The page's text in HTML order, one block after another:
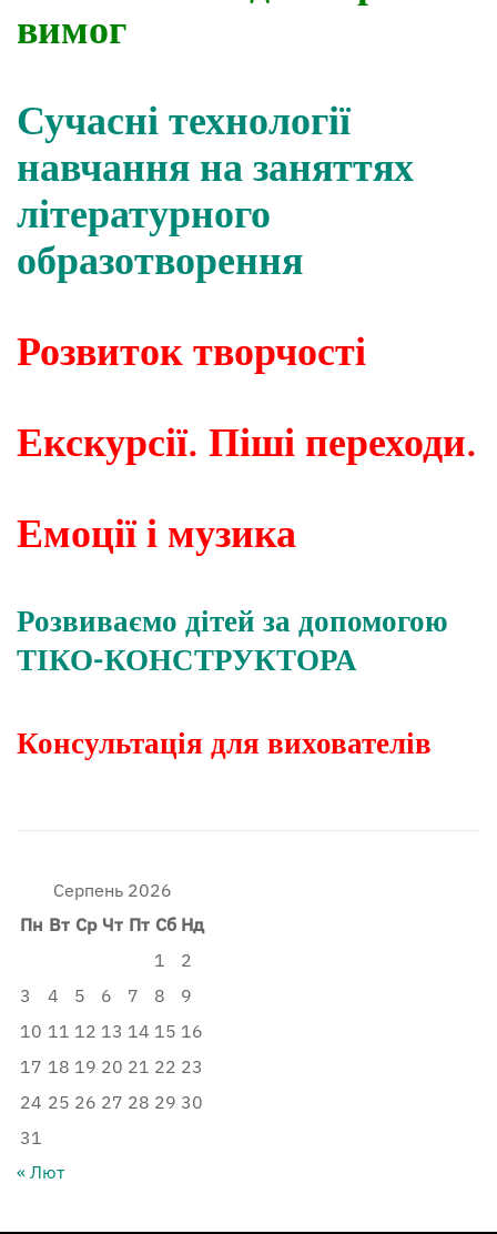
вимог
Сучасні технології
навчання на заняттях
літературного
образотворення
Розвиток творчості
Екскурсії. Піші переходи.
Емоції і музика
Розвиваємо дітей за допомогою
ТІКО-КОНСТРУКТОРА
Консультація для вихователів
Серпень 2026
Пн Вт Ср Чт Пт Сб Нд
1
2
3
4 5 6 7 8
9
10 11 12 13 14 15 16
17 18 19 20 21 22 23
24 25 26 27 28 29 30
31
« Лют